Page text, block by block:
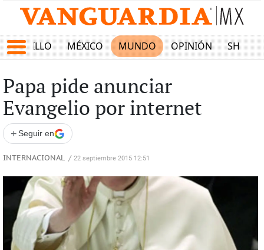
SALTILLO MÉXICO MUNDO OPINIÓN SHOW
Papa pide anunciar
Evangelio por internet
+ Seguir en
INTERNACIONAL / 22 septiembre 2015 12:51